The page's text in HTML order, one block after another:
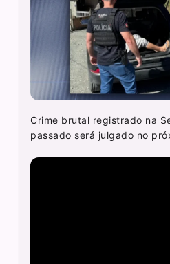
Crime brutal registrado na
passado será julgado no